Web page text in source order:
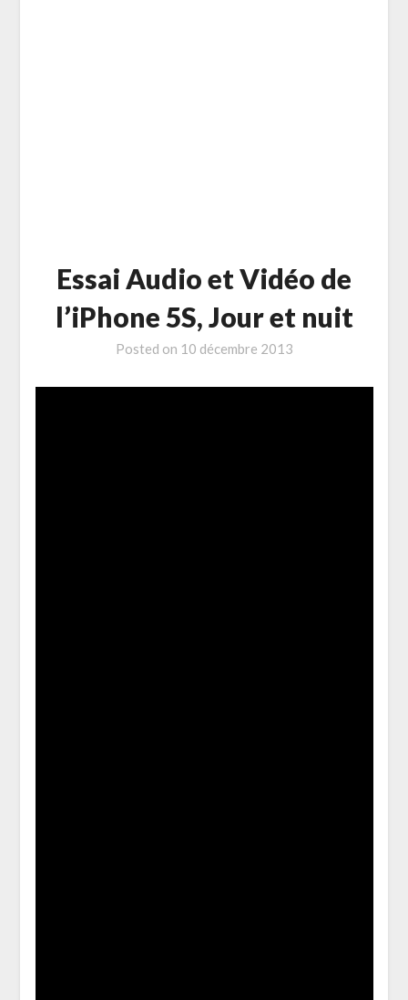
Essai Audio et Vidéo de
l’iPhone 5S, Jour et nuit
Posted on 10 décembre 2013